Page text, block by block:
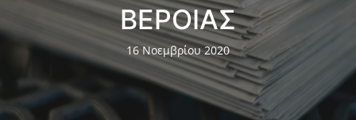
ΒΕΡΟΙΑΣ
16 Νοεμβρίου 2020